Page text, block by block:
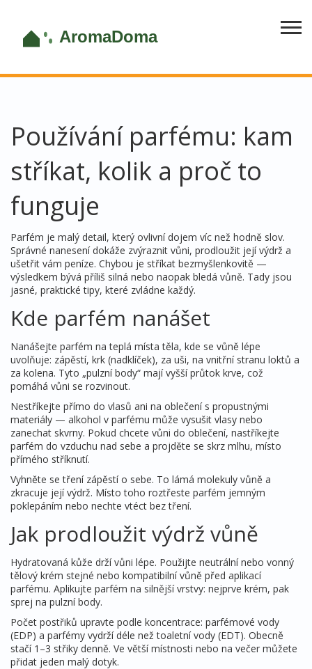
Používání parfému: kam
stříkat, kolik a proč to
funguje
Parfém je malý detail, který ovlivní dojem víc než hodně slov.
Správné nanesení dokáže zvýraznit vůni, prodloužit její výdrž a
ušetřit vám peníze. Chybou je stříkat bezmyšlenkovitě —
výsledkem bývá příliš silná nebo naopak bledá vůně. Tady jsou
jasné, praktické tipy, které zvládne každý.
Kde parfém nanášet
Nanášejte parfém na teplá místa těla, kde se vůně lépe
uvolňuje: zápěstí, krk (nadklíček), za uši, na vnitřní stranu loktů a
za kolena. Tyto „pulzní body“ mají vyšší průtok krve, což
pomáhá vůni se rozvinout.
Nestříkejte přímo do vlasů ani na oblečení s propustnými
materiály — alkohol v parfému může vysušit vlasy nebo
zanechat skvrny. Pokud chcete vůni do oblečení, nastříkejte
parfém do vzduchu nad sebe a projděte se skrz mlhu, místo
přímého stříknutí.
Vyhněte se tření zápěstí o sebe. To lámá molekuly vůně a
zkracuje její výdrž. Místo toho roztřeste parfém jemným
poklepáním nebo nechte vtéct bez tření.
Jak prodloužit výdrž vůně
Hydratovaná kůže drží vůni lépe. Použijte neutrální nebo vonný
tělový krém stejné nebo kompatibilní vůně před aplikací
parfému. Aplikujte parfém na silnější vrstvy: nejprve krém, pak
sprej na pulzní body.
Počet postřiků upravte podle koncentrace: parfémové vody
(EDP) a parfémy vydrží déle než toaletní vody (EDT). Obecně
stačí 1–3 střiky denně. Ve větší místnosti nebo na večer můžete
přidat jeden malý dotyk.